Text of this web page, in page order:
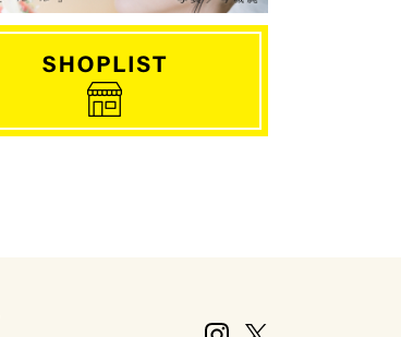
Instagram